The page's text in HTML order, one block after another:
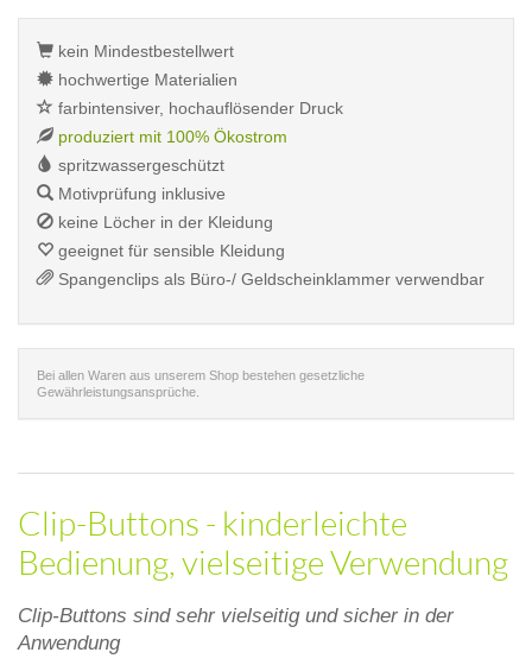
kein Mindestbestellwert
hochwertige Materialien
farbintensiver, hochauflösender Druck
produziert mit 100% Ökostrom
spritzwassergeschützt
Motivprüfung inklusive
keine Löcher in der Kleidung
geeignet für sensible Kleidung
Spangenclips als Büro-/ Geldscheinklammer verwendbar
Bei allen Waren aus unserem Shop bestehen gesetzliche
Gewährleistungsansprüche.
Clip-Buttons - kinderleichte
Bedienung, vielseitige Verwendung
Clip-Buttons sind sehr vielseitig und sicher in der
Anwendung